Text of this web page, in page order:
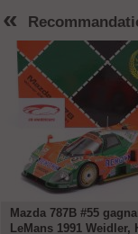
«
Mazda 787B #55
LeMans 1991 Weidler,